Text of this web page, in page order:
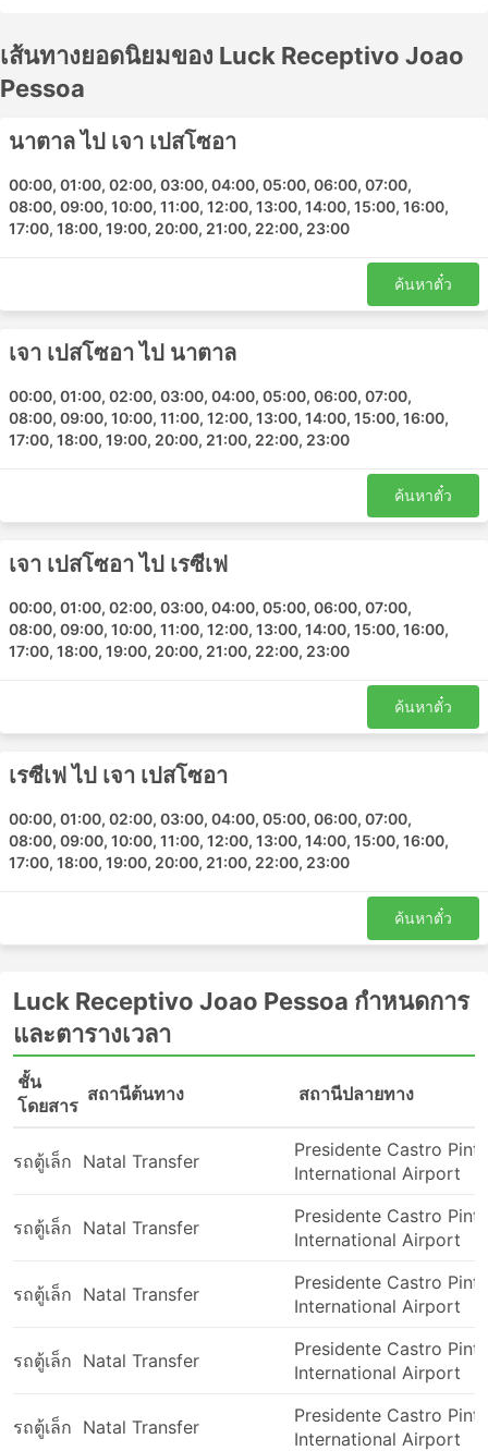
รายอื่น แต่อย่าลืมว่าบางครั้งรถตู้ให้บริการจากสถานีรถตู้หรือ
อาคารผู้โดยสารของตนเอง หรือมีส่วนเฉพาะในสถานีขนส่ง
ใหญ่ ตรวจสอบจุดต้นทางและปลายทางของรถตู้เสมอ
เนื่องจากไม่จำเป็นต้องอยู่ที่สถานีขนส่งหลักเสมอไป
สอบว่าคุณจะเดินทางโดยรถตู้หรือไม่ พวกเขาให้บริการรถตู้ที่
เชื่อถือได้และเสนอตั๋วที่สามารถจองออนไลน์ซึ่งง่ายและ
ปลอดภัย
Luck Receptivo Joao Pessoa สถานียอด
นิยม
Receptivo Joao Pessoa ให้บริการ:
Presidente Castro Pinto International Airport
Jacuma Transfer
Praia do Amor Transfer
ยอดนิยม
เจา เปสโซอา - นาตาล
เรซีเฟ - เจา เปสโซอา
เจา เปสโซอา - เรซีเฟ
Luck Receptivo Joao Pessoa ราคาตั๋ว
ตรงกันข้ามกับรถไฟหรือรถประจำทางที่ใหญ่กว่า รถตู้แทบ
หมด จะเรียกว่าแบบธรรมดา วีไอพี หรืออื่นๆ แต่สิ่งที่แตกต่าง
คือประเภทของรถตู้นั่นเอง รถตู้บางคันรองรับผู้โดยสารได้ 9-
10 คนเท่านั้น สำหรับนักเดินทาง นี่หมายถึงที่นั่งที่กว้างขึ้น
พื้นที่มากขึ้น และการเดินทางที่สะดวกสบายยิ่งขึ้น รถตู้ที่
สามารถรองรับผู้โดยสารได้ถึง 15 คนก็ใช้ได้ แต่ต้องเผื่อพื้นที่
สำหรับขาและข้อศอกของคุณ และหลายครั้ง สำหรับสัมภาระ
ของคุณด้วย บางครั้ง การซื้อที่นั่งสองที่นั่งแทนที่จะเป็นที่นั่ง
เดียวก็อาจเป็นความคิดที่ดีเพื่อให้แน่ใจว่าการเดินทางจะ
อนุญาตในเส้นทางของคุณหรือไม่ ก่อนที่คุณจะจองตั๋วรถตู้
โปรดอ่านบทความรีวิวเกี่ยวกับบริการรถตู้ของ Luck
การเดินทางโดยรถตู้: ข้อดีและข้อเสีย
ที่สุด เมืองหรือหมู่บ้านเล็กๆ ที่ไม่สามารถเดินทางด้วยรถ
บัสขนาดใหญ่หรือรถไฟไม่ได้
เส้นทางยอดนิยมของ Luck Receptivo Joao
Pessoa
นาตาล ไป เจา เปสโซอา
00:00, 01:00, 02:00, 03:00, 04:00, 05:00, 06:00, 07:00,
08:00, 09:00, 10:00, 11:00, 12:00, 13:00, 14:00, 15:00, 16:00,
17:00, 18:00, 19:00, 20:00, 21:00, 22:00, 23:00
ค้นหาตั๋ว
เจา เปสโซอา ไป นาตาล
00:00, 01:00, 02:00, 03:00, 04:00, 05:00, 06:00, 07:00,
08:00, 09:00, 10:00, 11:00, 12:00, 13:00, 14:00, 15:00, 16:00,
17:00, 18:00, 19:00, 20:00, 21:00, 22:00, 23:00
ค้นหาตั๋ว
เจา เปสโซอา ไป เรซีเฟ
00:00, 01:00, 02:00, 03:00, 04:00, 05:00, 06:00, 07:00,
08:00, 09:00, 10:00, 11:00, 12:00, 13:00, 14:00, 15:00, 16:00,
17:00, 18:00, 19:00, 20:00, 21:00, 22:00, 23:00
ค้นหาตั๋ว
เรซีเฟ ไป เจา เปสโซอา
00:00, 01:00, 02:00, 03:00, 04:00, 05:00, 06:00, 07:00,
08:00, 09:00, 10:00, 11:00, 12:00, 13:00, 14:00, 15:00, 16:00,
17:00, 18:00, 19:00, 20:00, 21:00, 22:00, 23:00
ค้นหาตั๋ว
Luck Receptivo Joao Pessoa กำหนดการ
และตารางเวลา
ชั้น
โดยสาร
สถานีต้นทาง สถานีปลายทาง
รถตู้เล็ก Natal Transfer
Presidente Castro
International Airport
รถตู้เล็ก Natal Transfer
Presidente Castro
International Airport
รถตู้เล็ก Natal Transfer
Presidente Castro
International Airport
รถตู้เล็ก Natal Transfer
Presidente Castro
International Airport
รถตู้เล็ก Natal Transfer
Presidente Castro
International Airport